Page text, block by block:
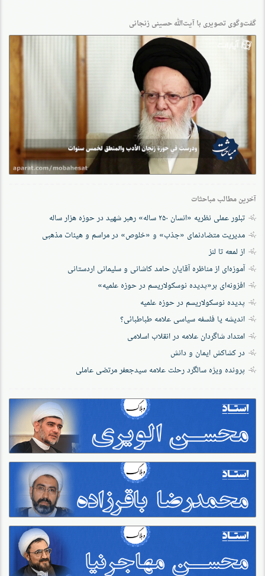
گفت‌وگو‌ی تصویری با آیت‌الله حسینی زنجانی
آخرین مطالب مباحثات
تبلور عملی نظریه «انسان ۲۵۰ ساله» رهبر شهید در حوزه هزار ساله
مدیریت متضادنمای «جذب» و «خلوص» در مراسم و هیئات مذهبی
از لمعه تا لنز
آموزه‌ای از مناظره آقایان حامد کاشانی و سلیمانی اردستانی
افزونه‌ای بر«پدیده نوسکولاریسم در حوزه‌ علمیه»
پدیده نوسکولاریسم در حوزه علمیه
اندیشه یا فلسفه سیاسی علامه طباطبائی؟
امتداد شاگردان علامه در انقلاب اسلامی
در کشاکش ایمان و دانش
پرونده‌ ویژه سالگرد رحلت علامه سیدجعفر مرتضی عاملی